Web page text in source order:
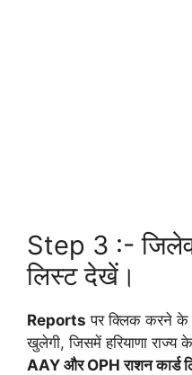
Step 3 :-
लिस्ट देखें।
Reports पर क्लिक करने
खुलेगी, जिसमें हरियाणा राज्य
AAY और OPH राशन कार्ड